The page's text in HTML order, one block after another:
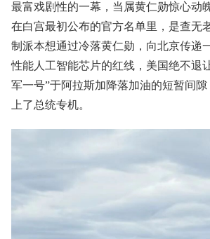
最富戏剧性的一幕，当属黄仁勋惊心动
在白宫最初公布的官方名单里，是查无
制派本想通过冷落黄仁勋，向北京传递
性能人工智能芯片的红线，美国绝不退
军一号”于阿拉斯加降落加油的短暂间
上了总统专机。